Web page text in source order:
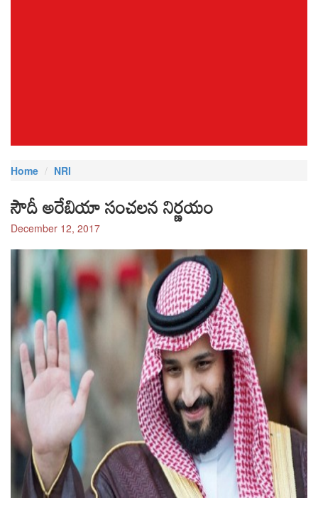
Home NRI
సౌదీ అరేబియా సంచలన నిర్ణయం
December 12, 2017